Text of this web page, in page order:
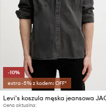
-10%
extra -5% z kodem: OFF*
Cena aktualna: